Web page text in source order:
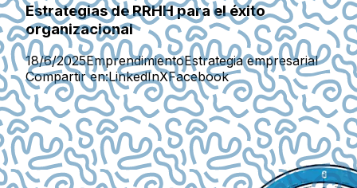
Estrategias de RRHH para el éxito
organizacional
18/6/2025EmprendimientoEstrategia empresarial
Compartir en:LinkedInXFacebook